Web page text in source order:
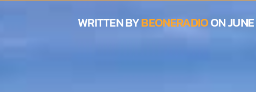
WRITTEN BYBEONERADIOON